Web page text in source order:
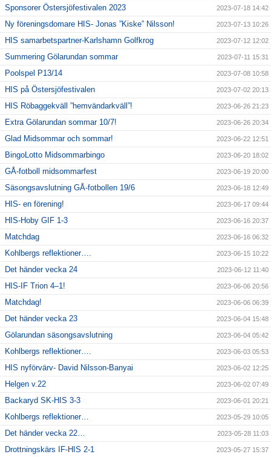
Sponsorer Östersjöfestivalen 2023 2023-07-18 14:42
Ny föreningsdomare HIS- Jonas ”Kiske” Nilsson! 2023-07-13 10:26
HIS samarbetspartner-Karlshamn Golfkrog 2023-07-12 12:02
Summering Gölarundan sommar 2023-07-11 15:31
Poolspel P13/14 2023-07-08 10:58
HIS på Östersjöfestivalen 2023-07-02 20:13
HIS Röbaggekväll ”hemvändarkväll”! 2023-06-26 21:23
Extra Gölarundan sommar 10/7! 2023-06-26 20:34
Glad Midsommar och sommar! 2023-06-22 12:51
BingoLotto Midsommarbingo 2023-06-20 18:02
GÅ-fotboll midsommarfest 2023-06-19 20:00
Säsongsavslutning GÅ-fotbollen 19/6 2023-06-18 12:49
HIS- en förening! 2023-06-17 09:44
HIS-Hoby GIF 1-3 2023-06-16 20:37
Matchdag 2023-06-16 06:32
Kohlbergs reflektioner…. 2023-06-15 10:22
Det händer vecka 24 2023-06-12 11:40
HIS-IF Trion 4–1! 2023-06-06 20:56
Matchdag! 2023-06-06 06:39
Det händer vecka 23 2023-06-04 15:48
Gölarundan säsongsavslutning 2023-06-04 05:42
Kohlbergs reflektioner…. 2023-06-03 05:53
HIS nyförvärv- David Nilsson-Banyai 2023-06-02 12:25
Helgen v.22 2023-06-02 07:49
Backaryd SK-HIS 3-3 2023-06-01 20:21
Kohlbergs reflektioner… 2023-05-29 10:05
Det händer vecka 22… 2023-05-28 11:03
Drottningskärs IF-HIS 2-1 2023-05-27 15:37